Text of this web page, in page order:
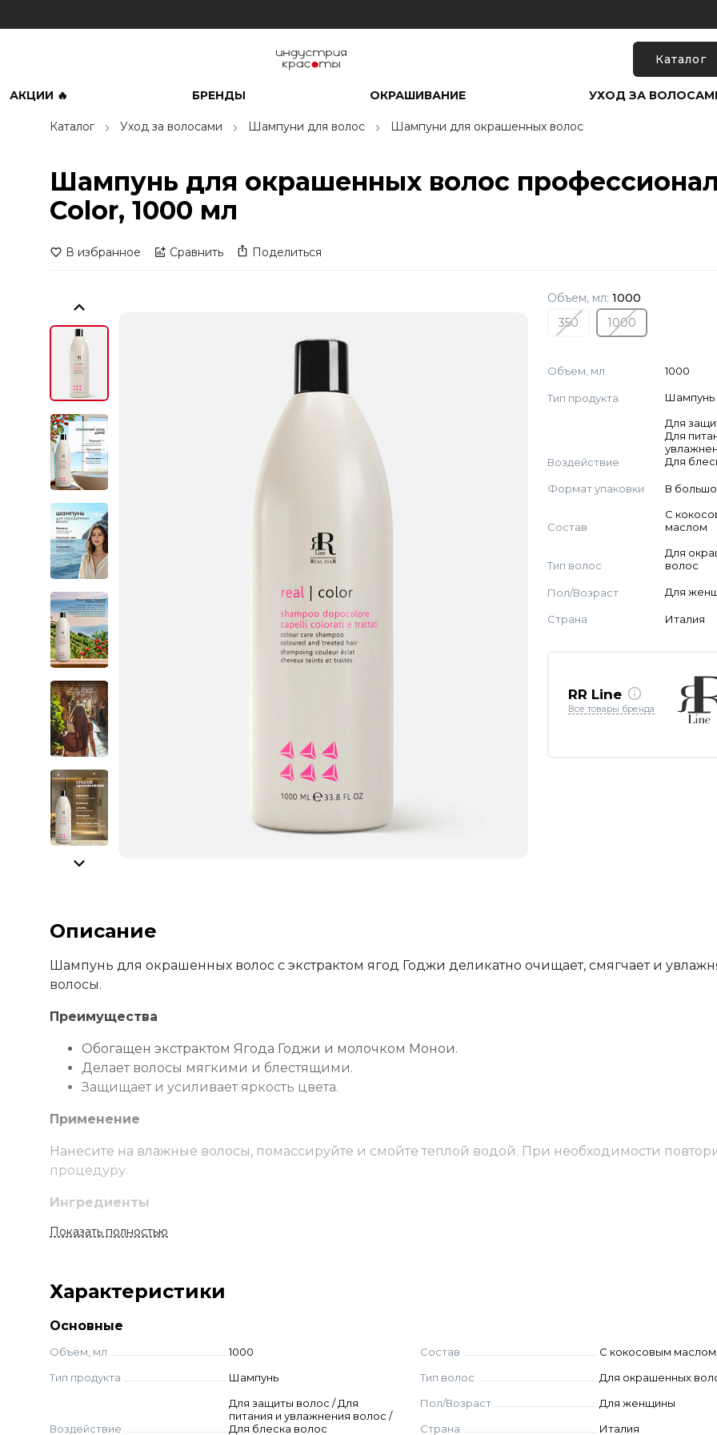
Каталог
АКЦИИ 🔥 БРЕНДЫ ОКРАШИВАНИЕ УХОД ЗА
Каталог Уход за волосами Шампуни для волос Шампуни для окрашенных волос
Шампунь для окрашенных волос
Color, 1000 мл
В избранное Сравнить Поделиться
Объем, мл: 1000
350
1000
Объем, мл 1000
Тип продукта Шампунь
Воздействие
Для
Для
Для
Формат упаковки В
Состав
С
маслом
Тип волос
Для
волос
Пол/Возраст Для
Страна Италия
RR Line
Все товары бренда
Описание
Шампунь для окрашенных волос с экстрактом ягод Годжи деликатно очищает, смягчает и
волосы.
Преимущества
Обогащен экстрактом Ягода Годжи и молочком Монои.
Делает волосы мягкими и блестящими.
Защищает и усиливает яркость цвета.
Применение
Нанесите на влажные волосы, помассируйте и смойте теплой водой. При необходимости
процедуру.
Ингредиенты
Aqua (Water), Sodium Laureth Sulfate, Sodium Chloride, Cocamidopropyl Betaine, Potassium Lactate,
Linalool, Potassium Sorbate, Methylchloroisothiazolinone Methylisothiazolinone, Magnesium Nitrate,
Nucifera (Coconut) Oil), Gardenia Tahitensis Flower, Gardenia Tahitensis Flower Extract, Xanthan Gum,
Benzoate
Показать полностью
Характеристики
Основные
Объем, мл
1000
Тип продукта
Шампунь
Воздействие
Для защиты волос / Для
питания и увлажнения волос /
Для блеска волос
Состав
С кокосовым маслом
Тип волос
Для окрашенных
Пол/Возраст
Для женщины
Страна
Италия